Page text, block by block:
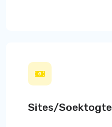
Sites/Soektogte